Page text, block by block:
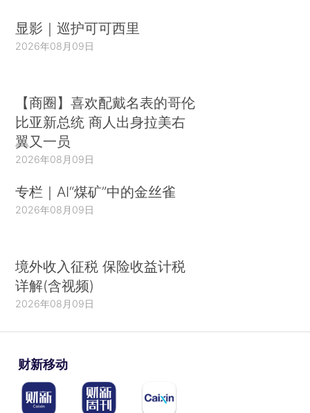
显影｜巡护可可西里
2026年08月09日
【商圈】喜欢配戴名表的哥伦
比亚新总统 商人出身拉美右
翼又一员
2026年08月09日
专栏｜AI“煤矿”中的金丝雀
2026年08月09日
境外收入征税 保险收益计税
详解(含视频)
2026年08月09日
财新移动